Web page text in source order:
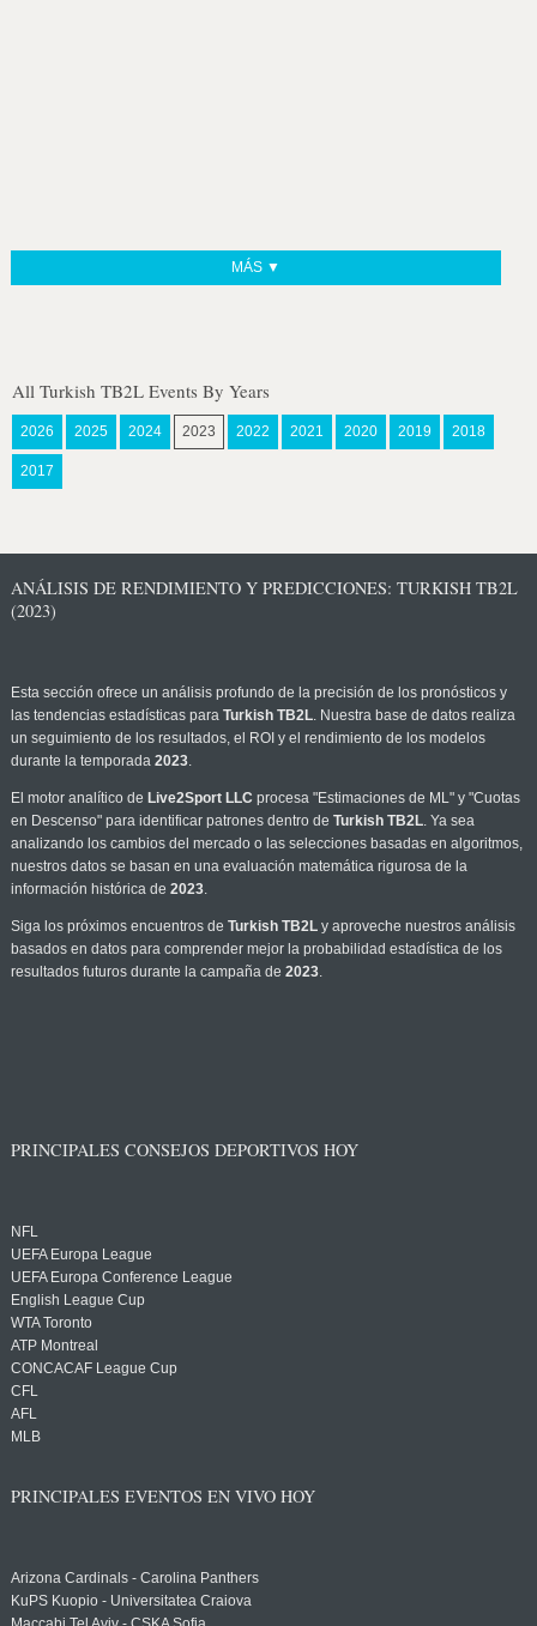
MÁS ▼
All Turkish TB2L Events By Years
2026 2025 2024 2023 2022 2021 2020 2019 2018
2017
ANÁLISIS DE RENDIMIENTO Y PREDICCIONES: TURKISH TB2L
(2023)
Esta sección ofrece un análisis profundo de la precisión de los pronósticos y
las tendencias estadísticas para Turkish TB2L. Nuestra base de datos realiza
un seguimiento de los resultados, el ROI y el rendimiento de los modelos
durante la temporada 2023.
El motor analítico de Live2Sport LLC procesa "Estimaciones de ML" y "Cuotas
en Descenso" para identificar patrones dentro de Turkish TB2L. Ya sea
analizando los cambios del mercado o las selecciones basadas en algoritmos,
nuestros datos se basan en una evaluación matemática rigurosa de la
información histórica de 2023.
Siga los próximos encuentros de Turkish TB2Ly aproveche nuestros análisis
basados en datos para comprender mejor la probabilidad estadística de los
resultados futuros durante la campaña de 2023.
PRINCIPALES CONSEJOS DEPORTIVOS HOY
NFL
UEFA Europa League
UEFA Europa Conference League
English League Cup
WTA Toronto
ATP Montreal
CONCACAF League Cup
CFL
AFL
MLB
PRINCIPALES EVENTOS EN VIVO HOY
Arizona Cardinals - Carolina Panthers
KuPS Kuopio - Universitatea Craiova